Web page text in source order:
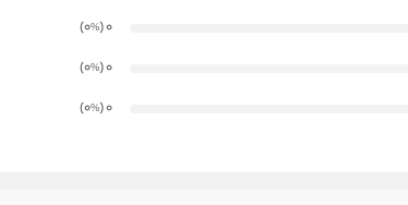
0
(0
%
)
0
(0
%
)
0
(0
%
)